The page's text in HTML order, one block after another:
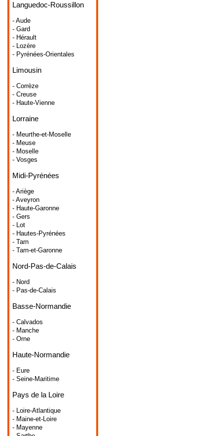
Languedoc-Roussillon
- Aude
- Gard
- Hérault
- Lozère
- Pyrénées-Orientales
Limousin
- Corrèze
- Creuse
- Haute-Vienne
Lorraine
- Meurthe-et-Moselle
- Meuse
- Moselle
- Vosges
Midi-Pyrénées
- Ariège
- Aveyron
- Haute-Garonne
- Gers
- Lot
- Hautes-Pyrénées
- Tarn
- Tarn-et-Garonne
Nord-Pas-de-Calais
- Nord
- Pas-de-Calais
Basse-Normandie
- Calvados
- Manche
- Orne
Haute-Normandie
- Eure
- Seine-Maritime
Pays de la Loire
- Loire-Atlantique
- Maine-et-Loire
- Mayenne